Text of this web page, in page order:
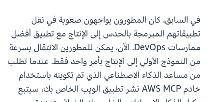
في السابق، كان المطورون يواجهون صعوبة في نقل
تطبيقاتهم المبرمجة بالحدس إلى الإنتاج مع تطبيق أفضل
ممارسات DevOps. الآن، يمكن للمطورين الانتقال بسرعة
من النموذج الأولي إلى الإنتاج بأمر واحد فقط. عندما تطلب
من مساعد الذكاء الاصطناعي الذي تم تكوينه باستخدام
خادم AWS MCP نشر تطبيق الويب الخاص بك، سيتبع